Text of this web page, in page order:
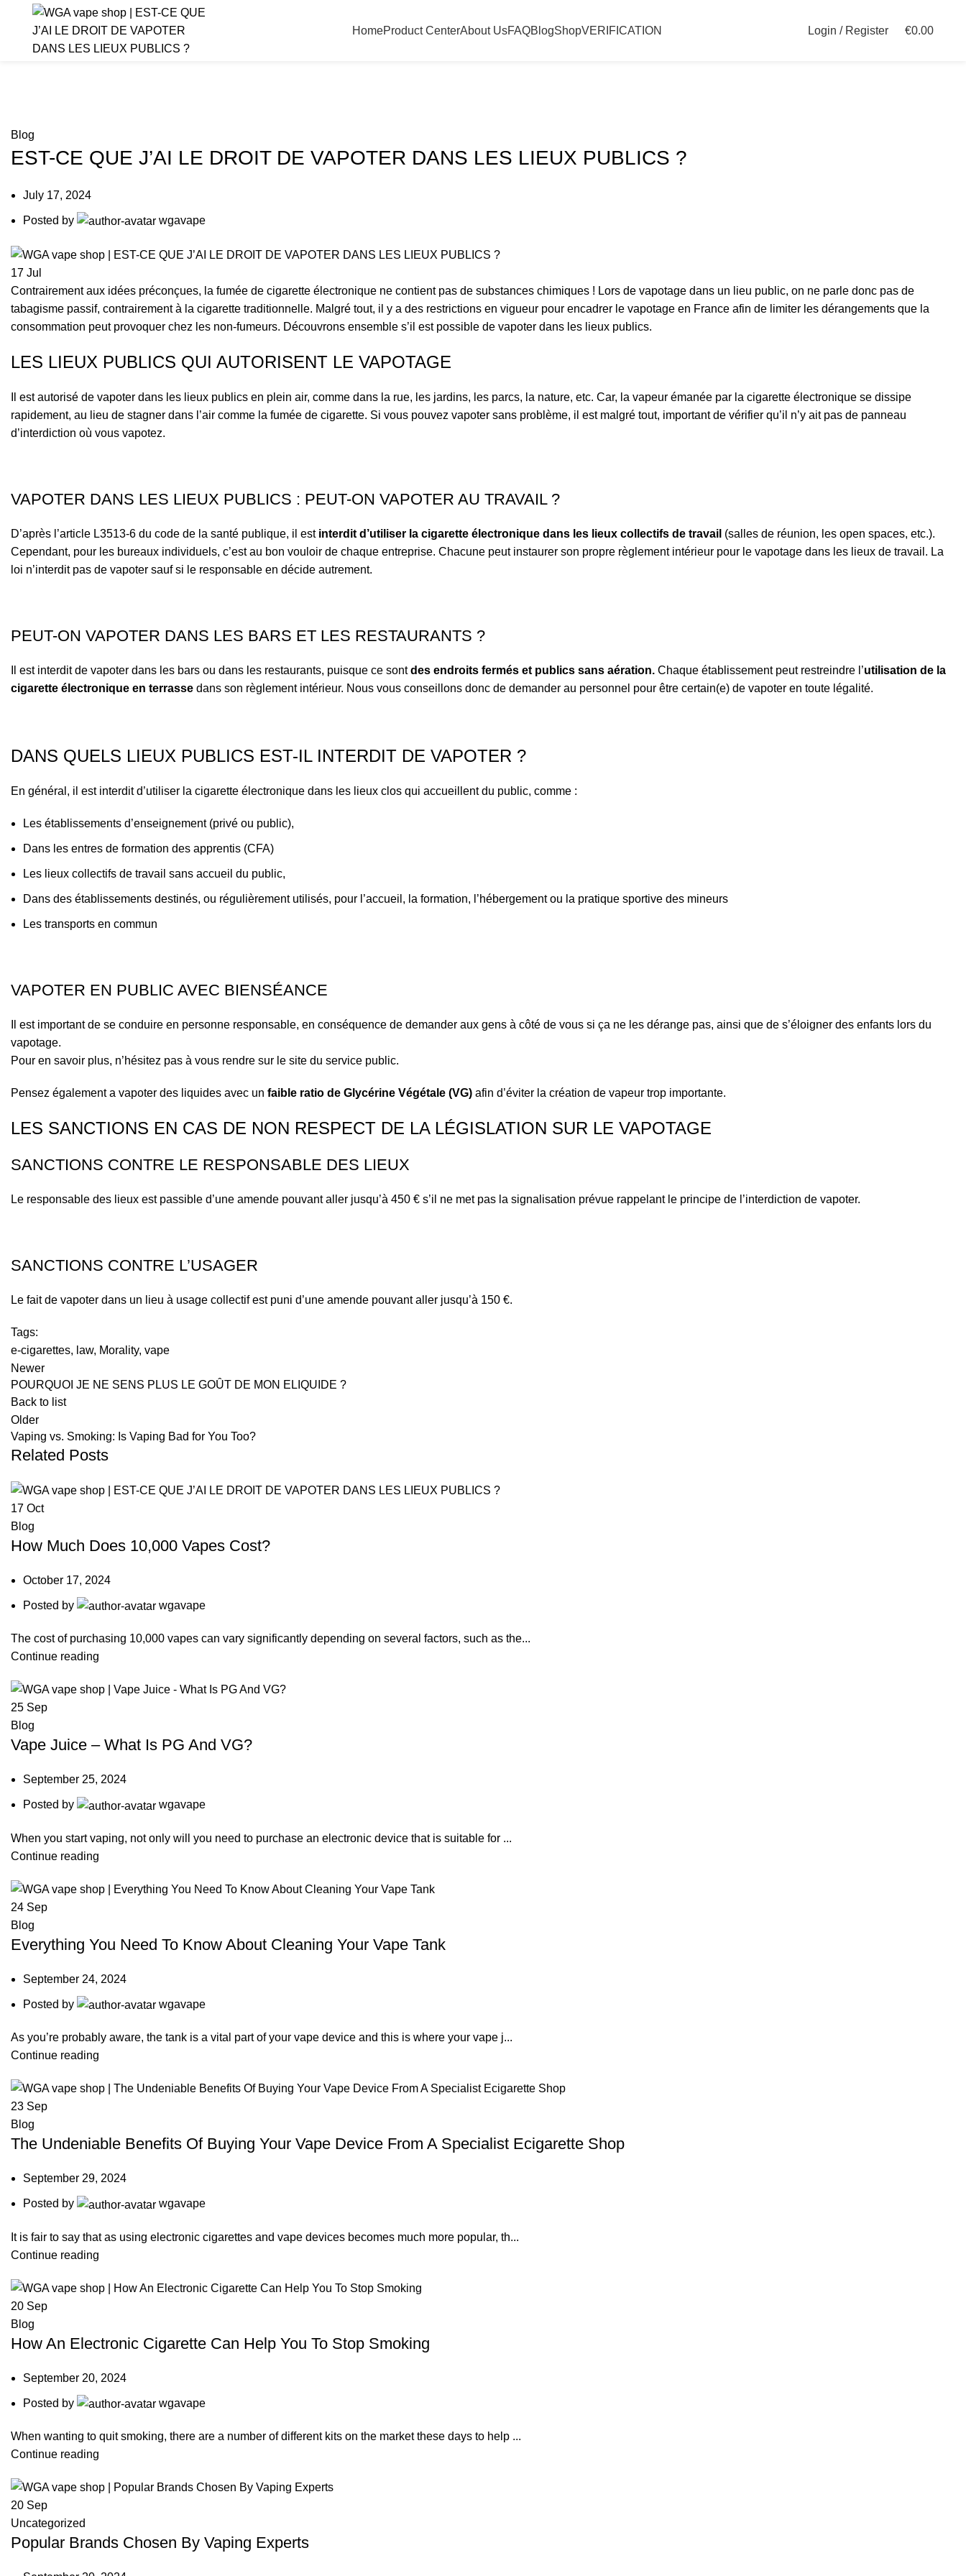
HomeProduct CenterAbout UsFAQBlogShopVERIFICATION Login / Register €0.00
Blog
EST-CE QUE J’AI LE DROIT DE VAPOTER DANS LES LIEUX PUBLICS ?
July 17, 2024
Posted by wgavape
17 Jul
Contrairement aux idées préconçues, la fumée de cigarette électronique ne contient pas de substances chimiques ! Lors de vapotage dans un lieu public, on ne parle donc pas de
tabagisme passif, contrairement à la cigarette traditionnelle. Malgré tout, il y a des restrictions en vigueur pour encadrer le vapotage en France afin de limiter les dérangements que la
consommation peut provoquer chez les non-fumeurs. Découvrons ensemble s’il est possible de vapoter dans les lieux publics.
LES LIEUX PUBLICS QUI AUTORISENT LE VAPOTAGE
Il est autorisé de vapoter dans les lieux publics en plein air, comme dans la rue, les jardins, les parcs, la nature, etc. Car, la vapeur émanée par la cigarette électronique se dissipe
rapidement, au lieu de stagner dans l’air comme la fumée de cigarette. Si vous pouvez vapoter sans problème, il est malgré tout, important de vérifier qu’il n’y ait pas de panneau
d’interdiction où vous vapotez.
VAPOTER DANS LES LIEUX PUBLICS : PEUT-ON VAPOTER AU TRAVAIL ?
D’après l’article L3513-6 du code de la santé publique, il est interdit d’utiliser la cigarette électronique dans les lieux collectifs de travail (salles de réunion, les open spaces, etc.).
Cependant, pour les bureaux individuels, c’est au bon vouloir de chaque entreprise. Chacune peut instaurer son propre règlement intérieur pour le vapotage dans les lieux de travail. La
loi n’interdit pas de vapoter sauf si le responsable en décide autrement.
PEUT-ON VAPOTER DANS LES BARS ET LES RESTAURANTS ?
Il est interdit de vapoter dans les bars ou dans les restaurants, puisque ce sontdes endroits fermés et publics sans aération. Chaque établissement peut restreindre l’utilisation de la
cigarette électronique en terrasse dans son règlement intérieur. Nous vous conseillons donc de demander au personnel pour être certain(e) de vapoter en toute légalité.
DANS QUELS LIEUX PUBLICS EST-IL INTERDIT DE VAPOTER ?
En général, il est interdit d’utiliser la cigarette électronique dans les lieux clos qui accueillent du public, comme :
Les établissements d’enseignement (privé ou public),
Dans les entres de formation des apprentis (CFA)
Les lieux collectifs de travail sans accueil du public,
Dans des établissements destinés, ou régulièrement utilisés, pour l’accueil, la formation, l’hébergement ou la pratique sportive des mineurs
Les transports en commun
VAPOTER EN PUBLIC AVEC BIENSÉANCE
Il est important de se conduire en personne responsable, en conséquence de demander aux gens à côté de vous si ça ne les dérange pas, ainsi que de s’éloigner des enfants lors du
vapotage.
Pour en savoir plus, n’hésitez pas à vous rendre sur le site du service public.
Pensez également a vapoter des liquides avec un faible ratio de Glycérine Végétale (VG) afin d’éviter la création de vapeur trop importante.
LES SANCTIONS EN CAS DE NON RESPECT DE LA LÉGISLATION SUR LE VAPOTAGE
SANCTIONS CONTRE LE RESPONSABLE DES LIEUX
Le responsable des lieux est passible d’une amende pouvant aller jusqu’à 450 € s’il ne met pas la signalisation prévue rappelant le principe de l’interdiction de vapoter.
SANCTIONS CONTRE L’USAGER
Le fait de vapoter dans un lieu à usage collectif est puni d’une amende pouvant aller jusqu’à 150 €.
Tags:
e-cigarettes, law, Morality, vape
Newer
POURQUOI JE NE SENS PLUS LE GOÛT DE MON ELIQUIDE ?
Back to list
Older
Vaping vs. Smoking: Is Vaping Bad for You Too?
Related Posts
17 Oct
Blog
How Much Does 10,000 Vapes Cost?
October 17, 2024
Posted by wgavape
The cost of purchasing 10,000 vapes can vary significantly depending on several factors, such as the...
Continue reading
25 Sep
Blog
Vape Juice – What Is PG And VG?
September 25, 2024
Posted by wgavape
When you start vaping, not only will you need to purchase an electronic device that is suitable for ...
Continue reading
24 Sep
Blog
Everything You Need To Know About Cleaning Your Vape Tank
September 24, 2024
Posted by wgavape
As you’re probably aware, the tank is a vital part of your vape device and this is where your vape j...
Continue reading
23 Sep
Blog
The Undeniable Benefits Of Buying Your Vape Device From A Specialist Ecigarette Shop
September 29, 2024
Posted by wgavape
It is fair to say that as using electronic cigarettes and vape devices becomes much more popular, th...
Continue reading
20 Sep
Blog
How An Electronic Cigarette Can Help You To Stop Smoking
September 20, 2024
Posted by wgavape
When wanting to quit smoking, there are a number of different kits on the market these days to help ...
Continue reading
20 Sep
Uncategorized
Popular Brands Chosen By Vaping Experts